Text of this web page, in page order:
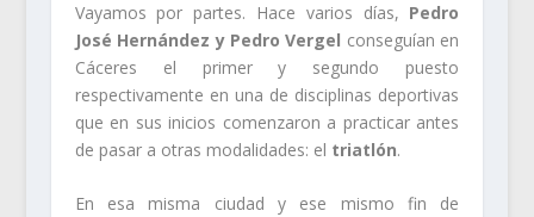
Vayamos por partes. Hace varios días, Pedro
José Hernández y Pedro Vergel conseguían en
Cáceres el primer y segundo puesto
respectivamente en una de disciplinas deportivas
que en sus inicios comenzaron a practicar antes
de pasar a otras modalidades: el triatlón.
En esa misma ciudad y ese mismo fin de